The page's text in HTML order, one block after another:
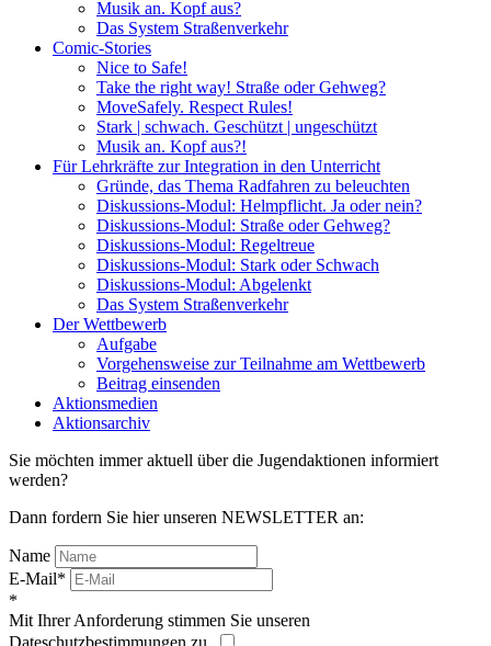
Musik an. Kopf aus?
Das System Straßenverkehr
Comic-Stories
Nice to Safe!
Take the right way! Straße oder Gehweg?
MoveSafely. Respect Rules!
Stark | schwach. Geschützt | ungeschützt
Musik an. Kopf aus?!
Für Lehrkräfte zur Integration in den Unterricht
Gründe, das Thema Radfahren zu beleuchten
Diskussions-Modul: Helmpflicht. Ja oder nein?
Diskussions-Modul: Straße oder Gehweg?
Diskussions-Modul: Regeltreue
Diskussions-Modul: Stark oder Schwach
Diskussions-Modul: Abgelenkt
Das System Straßenverkehr
Der Wettbewerb
Aufgabe
Vorgehensweise zur Teilnahme am Wettbewerb
Beitrag einsenden
Aktionsmedien
Aktionsarchiv
Sie möchten immer aktuell über die Jugendaktionen informiert
werden?
Dann fordern Sie hier unseren NEWSLETTER an:
Name
E-Mail*
*
Mit Ihrer Anforderung stimmen Sie unseren
Dateschutzbestimmungen zu.